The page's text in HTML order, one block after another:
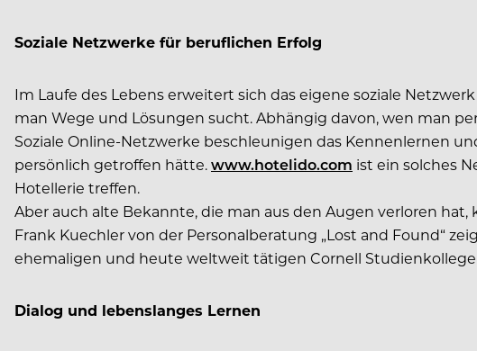
Soziale Netzwerke für beruflichen Erfolg
Im Laufe des Lebens erweitert sich das eigene soziale
man Wege und Lösungen sucht. Abhängig davon, wen man
Soziale Online-Netzwerke beschleunigen das Kennenlernen
persönlich getroffen hätte.www.hotelido.com ist ein solches
Hotellerie treffen.
Aber auch alte Bekannte, die man aus den Augen verloren hat,
Frank Kuechler von der Personalberatung „Lost and Found“
ehemaligen und heute weltweit tätigen Cornell
Dialog und lebenslanges Lernen